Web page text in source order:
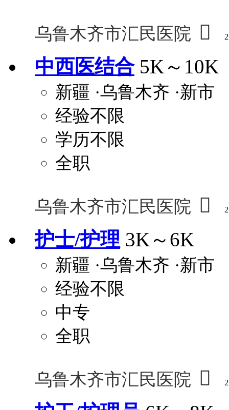
乌鲁木齐市汇民医院 
中西医结合 5K～10K
新疆 ·乌鲁木齐 ·新市
经验不限
学历不限
全职
乌鲁木齐市汇民医院 
护士/护理 3K～6K
新疆 ·乌鲁木齐 ·新市
经验不限
中专
全职
乌鲁木齐市汇民医院 